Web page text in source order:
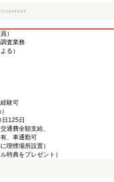
）
査業務
る）
験可
125日
通費全額支給、
、車通勤可
喫煙場所設置）
特典をプレゼント）